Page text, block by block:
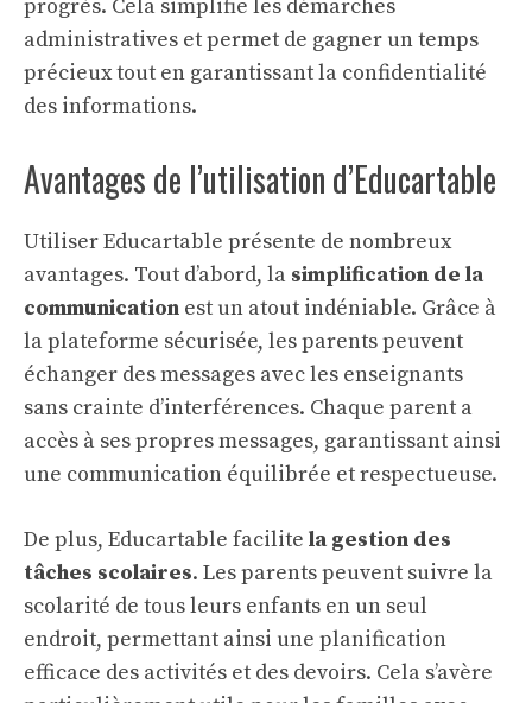
progrès. Cela simplifie les démarches
administratives et permet de gagner un temps
précieux tout en garantissant la confidentialité
des informations.
Avantages de l’utilisation d’Educartable
Utiliser Educartable présente de nombreux
avantages. Tout d’abord, la simplification de la
communication est un atout indéniable. Grâce à
la plateforme sécurisée, les parents peuvent
échanger des messages avec les enseignants
sans crainte d’interférences. Chaque parent a
accès à ses propres messages, garantissant ainsi
une communication équilibrée et respectueuse.
De plus, Educartable facilite la gestion des
tâches scolaires. Les parents peuvent suivre la
scolarité de tous leurs enfants en un seul
endroit, permettant ainsi une planification
efficace des activités et des devoirs. Cela s’avère